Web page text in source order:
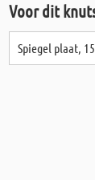
Voor dit
Spiegel plaat,